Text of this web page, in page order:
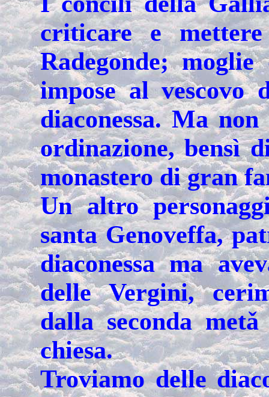
criticare e
Radegonde;
impose al vescovo
diaconessa. Ma
ordinazione, bensì
monastero di gran
Un altro
santa Genoveffa,
diaconessa ma
delle Vergini,
dalla seconda
chiesa.
Troviamo delle